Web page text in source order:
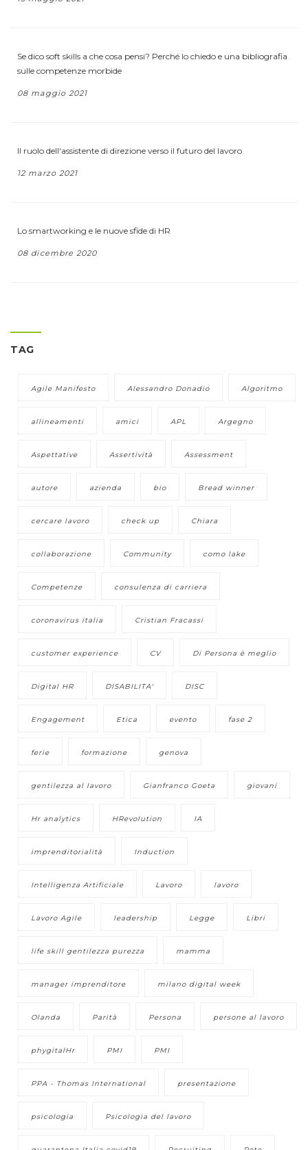
Se dico soft skills a che cosa pensi? Perché lo chiedo e una bibliografia
sulle competenze morbide
08 maggio 2021
Il ruolo dell'assistente di direzione verso il futuro del lavoro
12 marzo 2021
Lo smartworking e le nuove sfide di HR
08 dicembre 2020
TAG
Agile Manifesto Alessandro Donadio Algoritmo
allineamenti amici APL Argegno
Aspettative Assertività Assessment
autore azienda bio Bread winner
cercare lavoro check up Chiara
collaborazione Community como lake
Competenze consulenza di carriera
coronavirus italia Cristian Fracassi
customer experience CV Di Persona è meglio
Digital HR DISABILITA' DISC
Engagement Etica evento fase 2
ferie formazione genova
gentilezza al lavoro Gianfranco Goeta giovani
Hr analytics HRevolution IA
imprenditorialità Induction
Intelligenza Artificiale Lavoro lavoro
Lavoro Agile leadership Legge Libri
life skill gentilezza purezza mamma
manager imprenditore milano digital week
Olanda Parità Persona persone al lavoro
phygitalHr PMI PMI
PPA - Thomas International presentazione
psicologia Psicologia del lavoro